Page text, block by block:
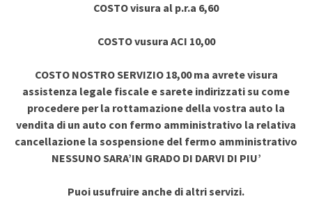
COSTO visura al p.r.a 6,60
COSTO vusura ACI 10,00
COSTO NOSTRO SERVIZIO 18,00 ma avrete visura
assistenza legale fiscale e sarete indirizzati su come
procedere per la rottamazione della vostra auto la
vendita di un auto con fermo amministrativo la relativa
cancellazione la sospensione del fermo amministrativo
NESSUNO SARA’IN GRADO DI DARVI DI PIU’
Puoi usufruire anche di altri servizi.